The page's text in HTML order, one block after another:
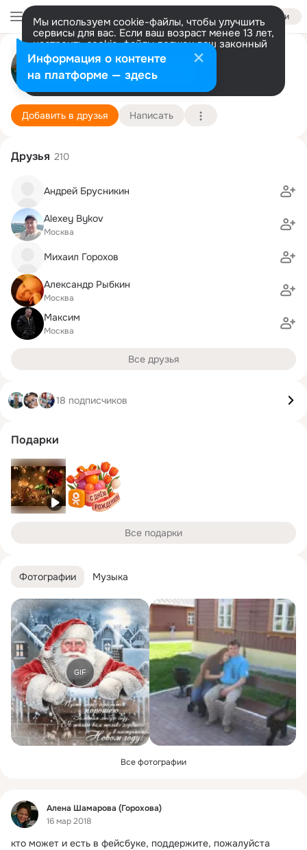
Войти
Мы используем cookie-файлы, чтобы улучшить
сервисы для вас. Если ваш возраст менее 13 лет,
настроить cookie-файлы должен ваш законный
представитель. Больше информации
Разрешить все Настроить
Алена Шамарова (Горохова)
Москва 11 января (49 лет)
Добавить в друзья Написать
Фотографии Музыка
GIF
Все фотографии
Фид
Алена Шамарова (Горохова)
16 мар 2018
кто может и есть в фейсбуке, поддержите, пожалуйста
Друзья 210
Андрей Брусникин
Alexey Bykov
Москва
Михаил Горохов
Александр Рыбкин
Москва
Максим ㅤㅤㅤㅤㅤㅤㅤㅤㅤㅤ
Москва
Все друзья
18 подписчиков
Подарки
Все подарки
Информация о контенте
на платформе — здесь